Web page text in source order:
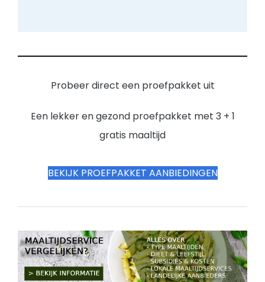
Probeer direct een proefpakket uit
Een lekker en gezond proefpakket met 3 + 1
gratis maaltijd
BEKIJK PROEFPAKKET AANBIEDINGEN